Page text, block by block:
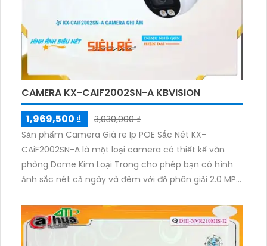
CAMERA KX-CAIF2002SN-A KBVISION
1,969,500 ₫
3,030,000 ₫
Sản phẩm Camera Giá re Ip POE Sắc Nét KX-
CAiF2002SN-A là một loại camera có thiết kế văn
phòng Dome Kim Loại Trong cho phép bạn có hình
ảnh sắc nét cả ngày và đêm với độ phân giải 2.0 MP.
đảm bảo chất lượng hình ảnh sáng đẹp và trung
thực. Điểm đặc biệt của camera này là công nghệ
thiếu sáng Full Color 30m, cho phép quan sát rõ ràng